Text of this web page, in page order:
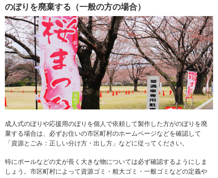
のぼりを廃棄する（一般の方の場合）
成人式のぼりや応援用のぼりを個人で依頼して製作した方がのぼりを廃
棄する場合は、必ずお住いの市区町村のホームページなどを確認して
「資源とごみ：正しい分け方・出し方」などに従ってください。
特にポールなどの丈が長く大きな物については必ず確認するようにしま
しょう。市区町村によって資源ゴミ・粗大ゴミ・一般ゴミなどの定義や